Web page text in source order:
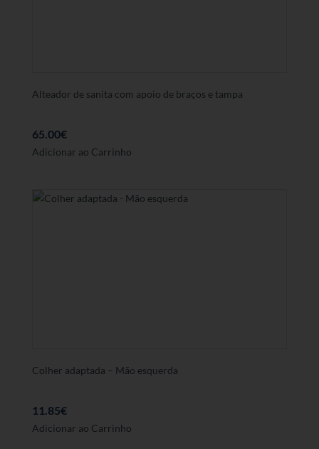
Alteador de sanita com apoio de braços e tampa
65.00€
Adicionar ao Carrinho
Colher adaptada – Mão esquerda
11.85€
Adicionar ao Carrinho